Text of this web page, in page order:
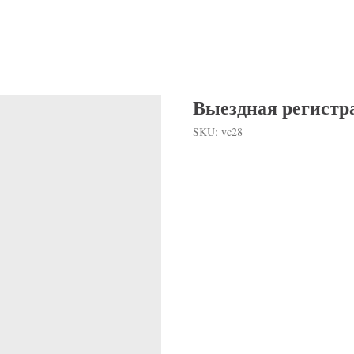
Выездная
SKU: vc28